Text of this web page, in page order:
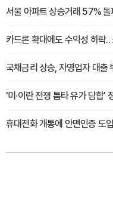
서울 아파트 상승거래 57%
카드론 확대에도 수익성 하락
국채금리 상승, 자영업자 대출
'미·이란 전쟁 틈타 유가 담합'
휴대전화 개통에 안면인증 도